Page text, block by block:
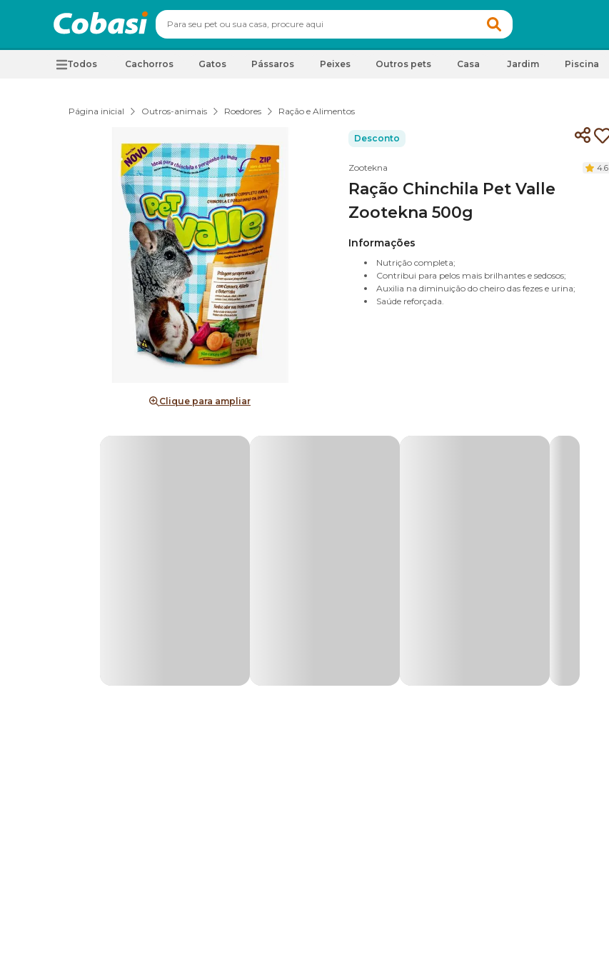
Todos Cachorros Gatos Pássaros Peixes Outros pets Casa Jardim Piscina
Página inicial Outros-animais Roedores Ração e Alimentos
Clique para ampliar
Desconto
Zootekna 4.6
Ração Chinchila Pet Valle
Zootekna 500g
Informações
Nutrição completa;
Contribui para pelos mais brilhantes e sedosos;
Auxilia na diminuição do cheiro das fezes e urina;
Saúde reforçada.